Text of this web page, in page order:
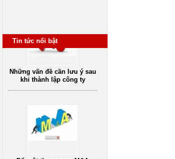
hôn nhân gia đình
Tin tức nổi bật
khi thành lập công ty
Để một thương vụ M&A
thành công